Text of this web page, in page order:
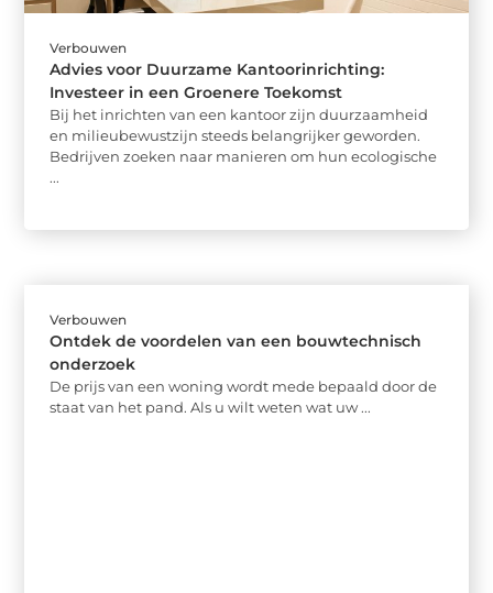
Verbouwen
Advies voor Duurzame Kantoorinrichting:
Investeer in een Groenere Toekomst
Bij het inrichten van een kantoor zijn duurzaamheid
en milieubewustzijn steeds belangrijker geworden.
Bedrijven zoeken naar manieren om hun ecologische
...
Verbouwen
Ontdek de voordelen van een bouwtechnisch
onderzoek
De prijs van een woning wordt mede bepaald door de
staat van het pand. Als u wilt weten wat uw ...